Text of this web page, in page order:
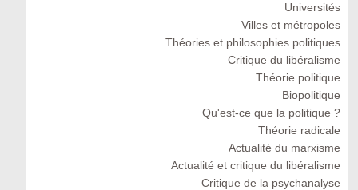
Universités
Villes et métropoles
Théories et philosophies politiques
Critique du libéralisme
Théorie politique
Biopolitique
Qu'est-ce que la politique ?
Théorie radicale
Actualité du marxisme
Actualité et critique du libéralisme
Critique de la psychanalyse